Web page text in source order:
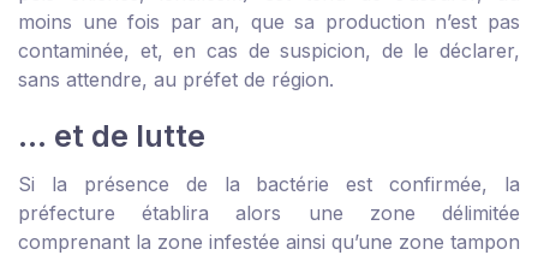
moins une fois par an, que sa production n’est pas
contaminée, et, en cas de suspicion, de le déclarer,
sans attendre, au préfet de région.
… et de lutte
Si la présence de la bactérie est confirmée, la
préfecture établira alors une zone délimitée
comprenant la zone infestée ainsi qu’une zone tampon